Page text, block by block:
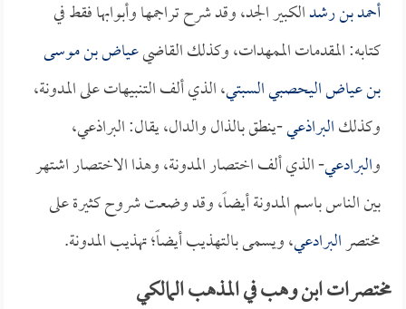
أحمد بن رشدالكبير الجد، وقد شرح تراجمها وأبوابها فقط في
كتابه: المقدمات الممهدات، وكذلك القاضيعياض بن موسى
بن عياض اليحصبي السبتي، الذي ألف التنبيهات على المدونة،
وكذلكالبراذعي-ينطق بالذال والدال، يقال: البراذعي،
والبرادعي- الذي ألف اختصار المدونة، وهذا الاختصار اشتهر
بين الناس باسم المدونة أيضاً، وقد وضعت شروح كثيرة على
مختصرالبرادعي، ويسمى بالتهذيب أيضاً؛ تهذيب المدونة.
مختصرات ابن وهب في المذهب المالكي